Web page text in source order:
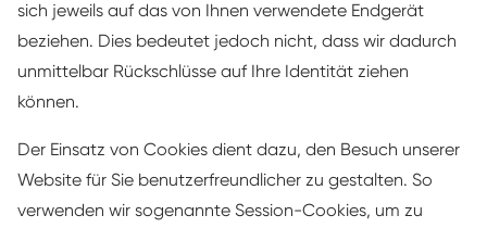
sich jeweils auf das von Ihnen verwendete Endgerät
beziehen. Dies bedeutet jedoch nicht, dass wir dadurch
unmittelbar Rückschlüsse auf Ihre Identität ziehen
können.
Der Einsatz von Cookies dient dazu, den Besuch unserer
Website für Sie benutzerfreundlicher zu gestalten. So
verwenden wir sogenannte Session-Cookies, um zu